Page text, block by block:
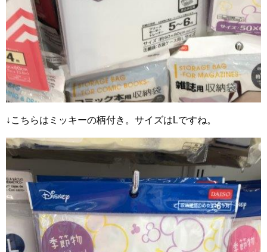
↓こちらはミッキーの柄付き。サイズはLですね。